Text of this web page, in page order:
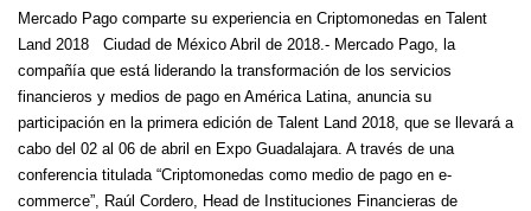
Mercado Pago comparte su experiencia en Criptomonedas en Talent
Land 2018 Ciudad de México Abril de 2018.- Mercado Pago, la
compañía que está liderando la transformación de los servicios
financieros y medios de pago en América Latina, anuncia su
participación en la primera edición de Talent Land 2018, que se llevará a
cabo del 02 al 06 de abril en Expo Guadalajara. A través de una
conferencia titulada “Criptomonedas como medio de pago en e-
commerce”, Raúl Cordero, Head de Instituciones Financieras de